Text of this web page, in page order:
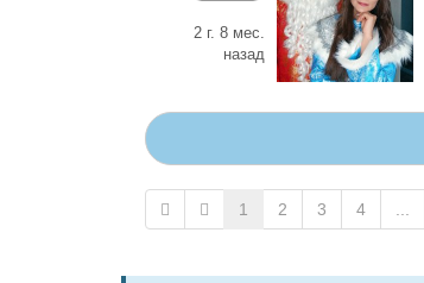
2 г. 8 мес.
назад
1 2 3 4